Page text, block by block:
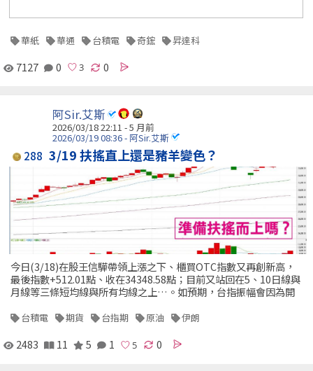
華紙 華通 台積電 奇鋐 昇達科
7127 0 0
阿Sir.艾斯
2026/03/18 22:11 - 5 月前
2026/03/19 08:36 - 阿Sir.艾斯
288 3/19 扶搖直上還是豬羊變色？
今日(3/18)在股王信驊帶領上漲之下、櫃買OTC指數又再創新高，
最後指數+512.01點、收在34348.58點；目前又站回在5、10日線與
月線等三條短均線與所有均線之上…。如預期，台指振幅會因為開
台積電 期貨 台指期 原油 伊朗
2483 11 5 1 0